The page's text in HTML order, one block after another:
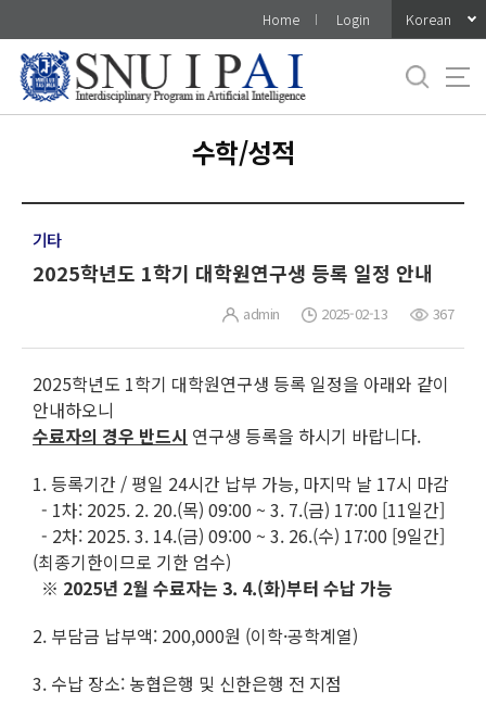
로
메
Home Login Korean
수학/성적
기타
2025학년도 1학기 대학원연구생 등록 일정 안내
admin 2025-02-13 367
2025학년도 1학기 대학원연구생 등록 일정을 아래와 같이
안내하오니
수료자의 경우 반드시 연구생 등록을 하시기 바랍니다.
1. 등록기간 / 평일 24시간 납부 가능, 마지막 날 17시 마감
- 1차: 2025. 2. 20.(목) 09:00 ~ 3. 7.(금) 17:00 [11일간]
- 2차: 2025. 3. 14.(금) 09:00 ~ 3. 26.(수) 17:00 [9일간]
(최종기한이므로 기한 엄수)
※ 2025년 2월 수료자는 3. 4.(화)부터 수납 가능
2. 부담금 납부액: 200,000원 (이학·공학계열)
3. 수납 장소: 농협은행 및 신한은행 전 지점